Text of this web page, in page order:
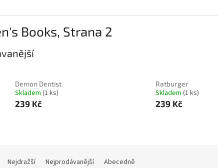
Books, Strana 2
Demon Dentist
Skladem (1 ks)
239 Kč
Ratburger
Skladem (1 ks)
239 Kč
Nejdražší Nejprodávanější Abecedně